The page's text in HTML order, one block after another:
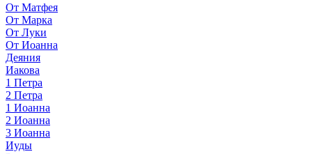
От Матфея
От Марка
От Луки
От Иоанна
Деяния
Иакова
1 Петра
2 Петра
1 Иоанна
2 Иоанна
3 Иоанна
Иуды